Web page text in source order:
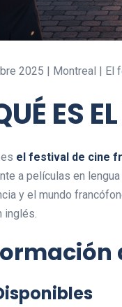
2025 | Montreal | El
ES
el festival de cine
a películas en
y el mundo
inglés.